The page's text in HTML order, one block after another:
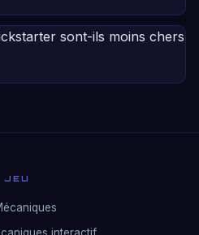
sont-ils moins chers
JEU